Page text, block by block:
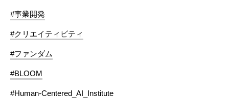
#事業開発
#クリエイティビティ
#ファンダム
#BLOOM
#Human-Centered_AI_Institute